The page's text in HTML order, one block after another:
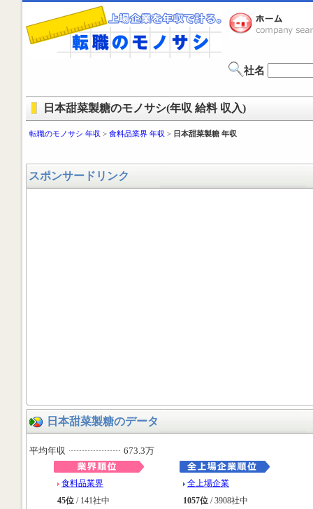
社名
日本甜菜製糖のモノサシ(年収 給料 収入)
転職のモノサシ 年収 > 食料品業界 年収 > 日本甜菜製糖 年収
スポンサードリンク
日本甜菜製糖のデータ
平均年収 673.3万
食料品業界
45位 / 141社中
全上場企業
1057位 / 3908社中